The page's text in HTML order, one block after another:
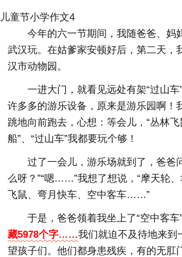
儿童节小学作文4
今年的六一节期间，我随爸爸、妈
武汉玩。在姑爹家安顿好后，第二天，
汉市动物园。
一进大门，就看见远处有架“过山
许多多的游乐设备，原来是游乐园啊！
跳地向前跑去，心想：等会儿，“丛林飞
船”、“过山车”我都要玩个够！
过了一会儿，游乐场就到了，爸爸
么呀？”“嗯……”我想了想说，“摩天轮
飞鼠、弯月快车、空中客车……”
于是，爸爸领着我坐上了“空中客车
藏5978个字……我们就迫不及待地来到
望孩子们。他们都身患残疾，有的无肛